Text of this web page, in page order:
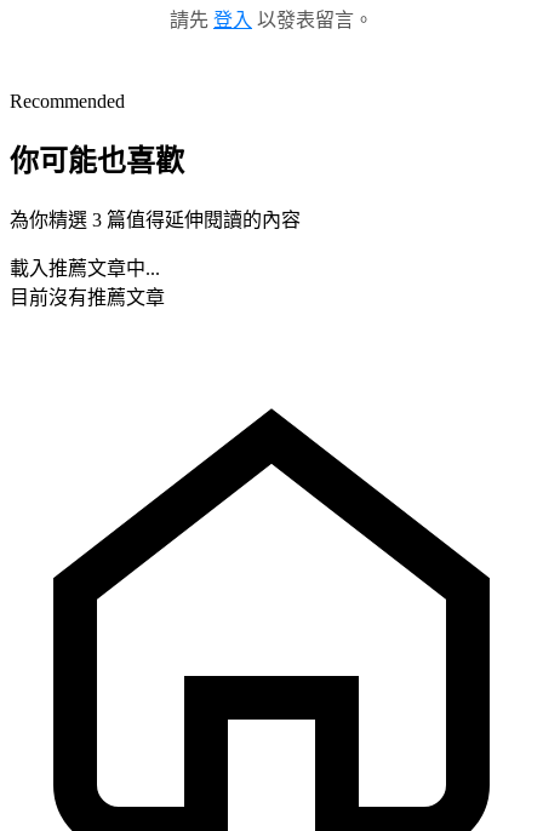
請先 登入 以發表留言。
Recommended
你可能也喜歡
為你精選 3 篇值得延伸閱讀的內容
載入推薦文章中...
目前沒有推薦文章